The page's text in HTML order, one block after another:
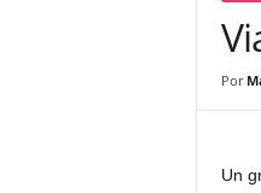
Por
Un